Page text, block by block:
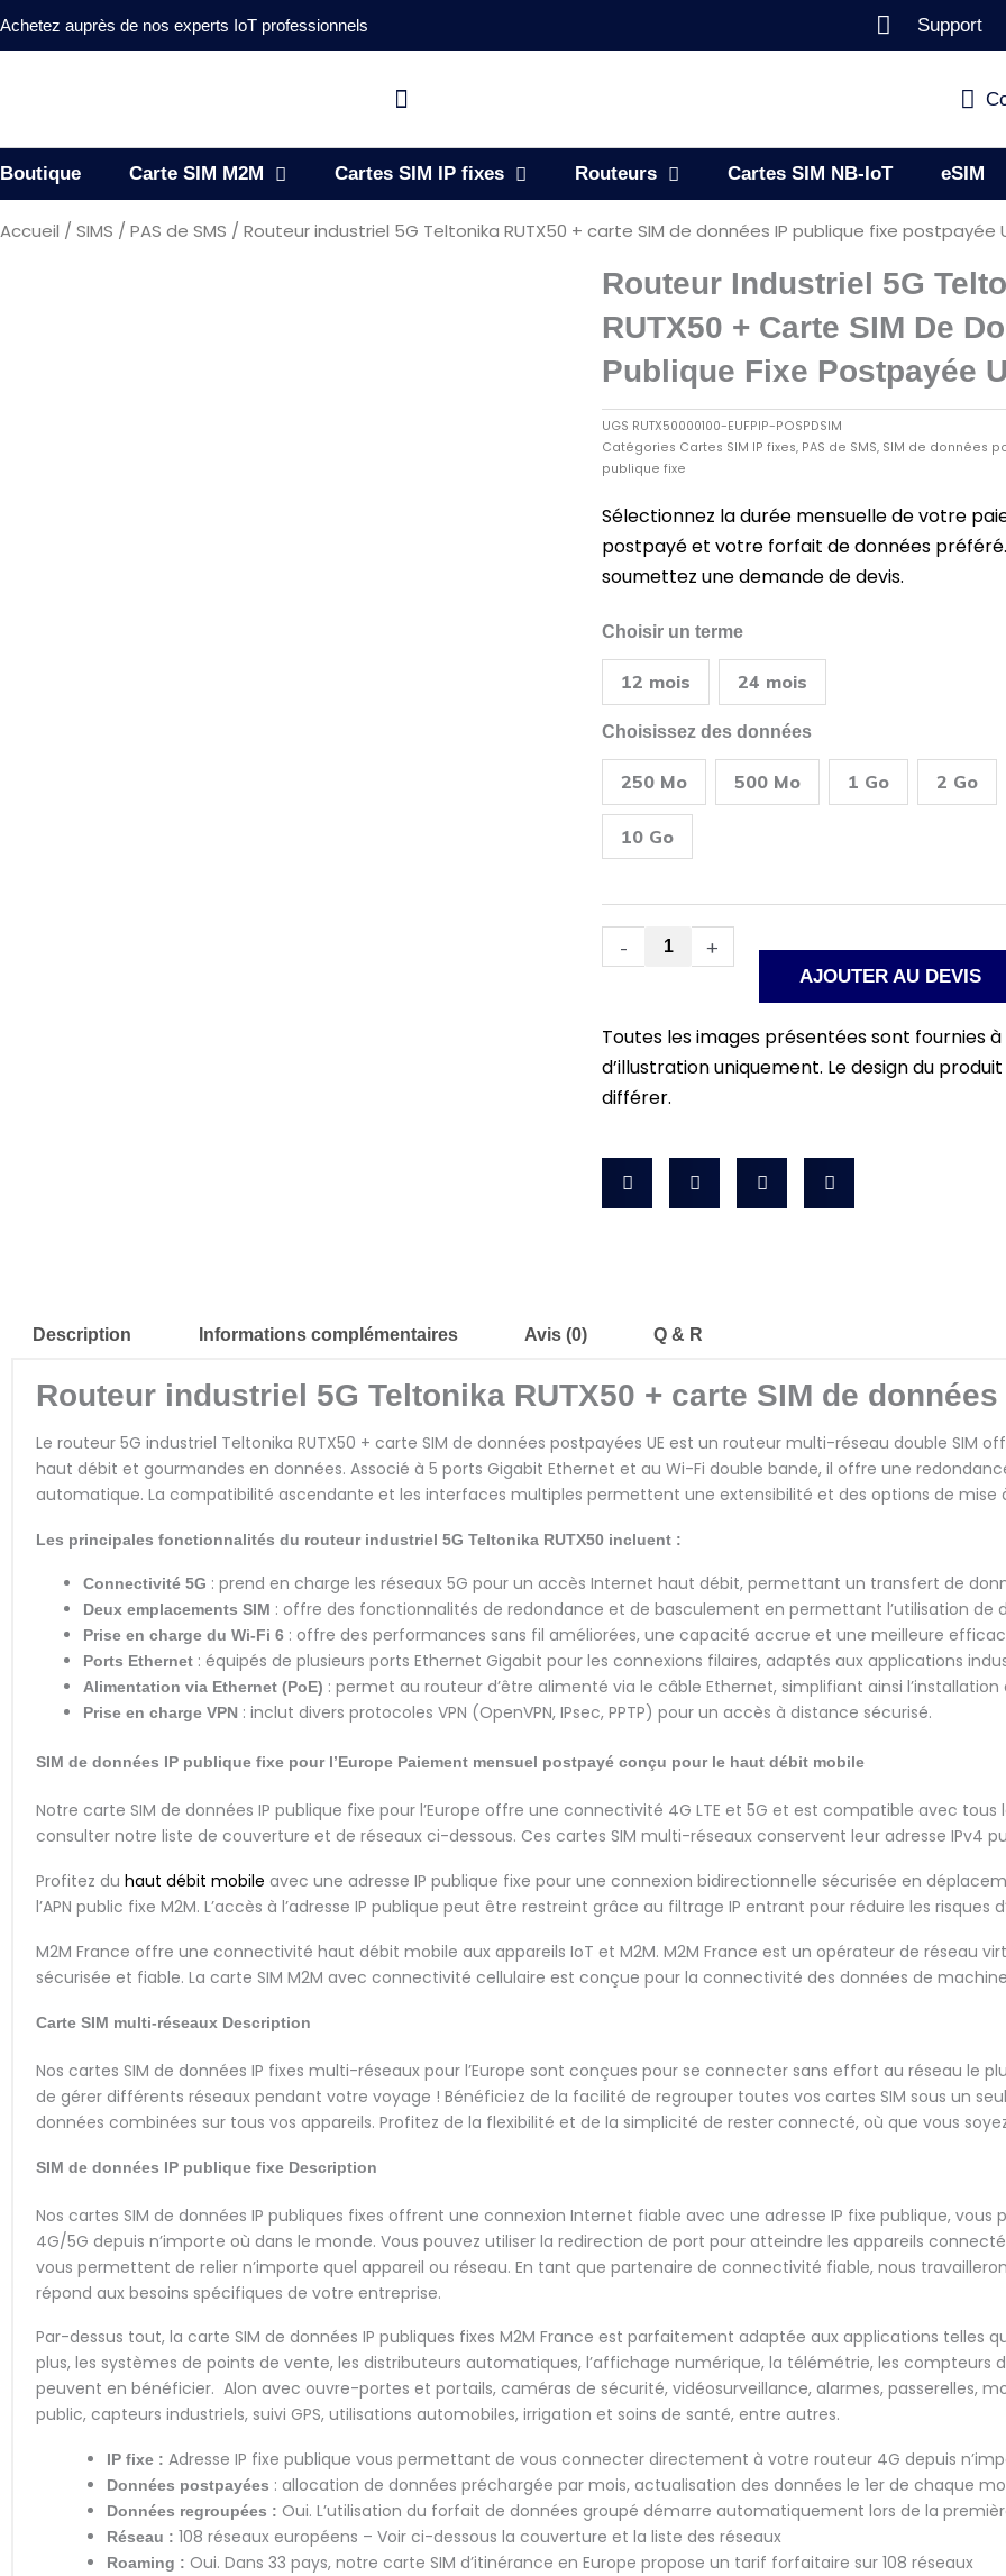
au
contenu
Achetez auprès de nos experts IoT professionnels Support
Flyout
Menu
Boutique Carte SIM M2M Cartes SIM IP fixes Routeurs Cartes SIM NB-IoT eSIM
Accueil / SIMS / PAS de SMS / Routeur industriel 5G Teltonika RUTX50 + carte SIM de données IP publique fixe postpayée
Routeur Industriel 5G
RUTX50 + Carte SIM De
Publique Fixe Postpayée
UGS RUTX50000100-EUFPIP-POSPDSIM
Catégories Cartes SIM IP fixes, PAS de SMS, SIM de données
publique fixe
Sélectionnez la durée mensuelle de votre
postpayé et votre forfait de données préféré.
soumettez une demande de devis.
Choisir un terme
12 mois 24 mois
Choisissez des données
250 Mo 500 Mo 1 Go 2 Go
10 Go
-
quantité
de
Routeur
industriel
5G
Teltonika
carte
SIM
de
données
publique
fixe
postpayée
UE
+
AJOUTER AU DEVIS
Toutes les images présentées sont fournies
d’illustration uniquement. Le design du
différer.
Description Informations complémentaires Avis (0) Q & R
Routeur industriel 5G Teltonika RUTX50 + carte SIM de
Le routeur 5G industriel Teltonika RUTX50 + carte SIM de données postpayées UE est un routeur multi-réseau double
haut débit et gourmandes en données. Associé à 5 ports Gigabit Ethernet et au Wi-Fi double bande, il offre une
automatique. La compatibilité ascendante et les interfaces multiples permettent une extensibilité et des options de mise
Les principales fonctionnalités du routeur industriel 5G Teltonika RUTX50 incluent :
Connectivité 5G : prend en charge les réseaux 5G pour un accès Internet haut débit, permettant un transfert de
Deux emplacements SIM : offre des fonctionnalités de redondance et de basculement en permettant l’utilisation de
Prise en charge du Wi-Fi 6 : offre des performances sans fil améliorées, une capacité accrue et une meilleure
Ports Ethernet : équipés de plusieurs ports Ethernet Gigabit pour les connexions filaires, adaptés aux applications
Alimentation via Ethernet (PoE) : permet au routeur d’être alimenté via le câble Ethernet, simplifiant ainsi
Prise en charge VPN : inclut divers protocoles VPN (OpenVPN, IPsec, PPTP) pour un accès à distance sécurisé.
SIM de données IP publique fixe pour l’Europe Paiement mensuel postpayé conçu pour le haut débit mobile
Notre carte SIM de données IP publique fixe pour l’Europe offre une connectivité 4G LTE et 5G et est compatible avec
consulter notre liste de couverture et de réseaux ci-dessous. Ces cartes SIM multi-réseaux conservent leur adresse IPv4
Profitez du haut débit mobile avec une adresse IP publique fixe pour une connexion bidirectionnelle sécurisée en
l’APN public fixe M2M. L’accès à l’adresse IP publique peut être restreint grâce au filtrage IP entrant pour réduire les
M2M France offre une connectivité haut débit mobile aux appareils IoT et M2M. M2M France est un opérateur de réseau
sécurisée et fiable. La carte SIM M2M avec connectivité cellulaire est conçue pour la connectivité des données de
Carte SIM multi-réseaux Description
Nos cartes SIM de données IP fixes multi-réseaux pour l’Europe sont conçues pour se connecter sans effort au réseau le
de gérer différents réseaux pendant votre voyage ! Bénéficiez de la facilité de regrouper toutes vos cartes SIM sous un
données combinées sur tous vos appareils. Profitez de la flexibilité et de la simplicité de rester connecté, où que vous
SIM de données IP publique fixe Description
Nos cartes SIM de données IP publiques fixes offrent une connexion Internet fiable avec une adresse IP fixe publique,
4G/5G depuis n’importe où dans le monde. Vous pouvez utiliser la redirection de port pour atteindre les appareils
vous permettent de relier n’importe quel appareil ou réseau. En tant que partenaire de connectivité fiable, nous
répond aux besoins spécifiques de votre entreprise.
Par-dessus tout, la carte SIM de données IP publiques fixes M2M France est parfaitement adaptée aux applications telles
plus, les systèmes de points de vente, les distributeurs automatiques, l’affichage numérique, la télémétrie, les compteurs
peuvent en bénéficier. Alon avec ouvre-portes et portails, caméras de sécurité, vidéosurveillance, alarmes, passerelles,
public, capteurs industriels, suivi GPS, utilisations automobiles, irrigation et soins de santé, entre autres.
IP fixe : Adresse IP fixe publique vous permettant de vous connecter directement à votre routeur 4G depuis
Données postpayées : allocation de données préchargée par mois, actualisation des données le 1er de chaque
Données regroupées : Oui. L’utilisation du forfait de données groupé démarre automatiquement lors de la
Réseau : 108 réseaux européens – Voir ci-dessous la couverture et la liste des réseaux
Roaming : Oui. Dans 33 pays, notre carte SIM d’itinérance en Europe propose un tarif forfaitaire sur 108 réseaux